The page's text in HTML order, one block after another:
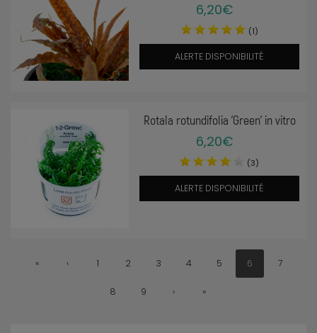
6,20€
(1)
ALERTE DISPONIBILITÉ
Rotala rotundifolia 'Green' in vitro
6,20€
(3)
ALERTE DISPONIBILITÉ
« ‹ 1 2 3 4 5 6 7
8 9 › »